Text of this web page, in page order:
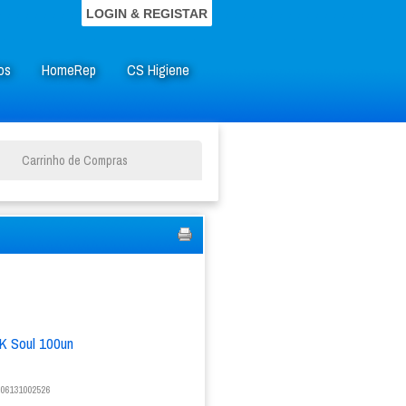
LOGIN & REGISTAR
HomeRep CS Higiene
Carrinho de Compras
Soul 100un